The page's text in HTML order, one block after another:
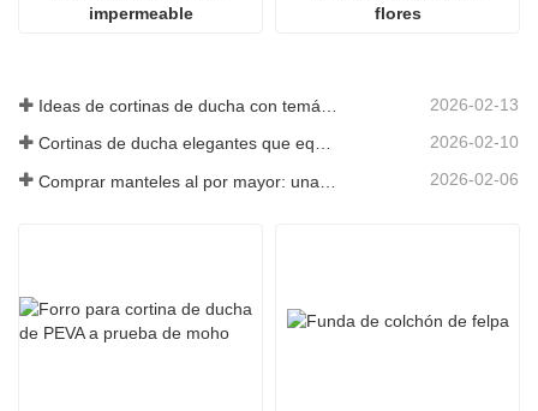
impermeable
flores
2026-02-13
Cortinas de ducha elegantes que equilibran el diseño y el uso práctico 2026-02-10
2026-02-06